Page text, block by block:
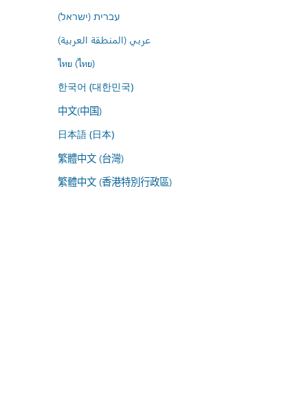
עברית (ישראל)
عربي (المنطقة العربية)
ไทย (ไทย)
한국어 (대한민국)
中文(中国)
日本語 (日本)
繁體中文 (台灣)
繁體中文 (香港特別行政區)